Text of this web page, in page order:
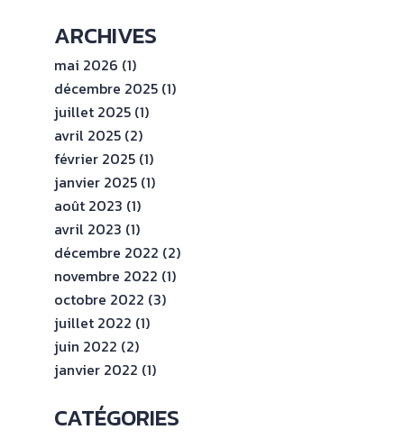
ARCHIVES
mai 2026 (1)
décembre 2025 (1)
juillet 2025 (1)
avril 2025 (2)
février 2025 (1)
janvier 2025 (1)
août 2023 (1)
avril 2023 (1)
décembre 2022 (2)
novembre 2022 (1)
octobre 2022 (3)
juillet 2022 (1)
juin 2022 (2)
janvier 2022 (1)
CATÉGORIES